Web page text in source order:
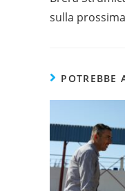
sulla
POTREBBE